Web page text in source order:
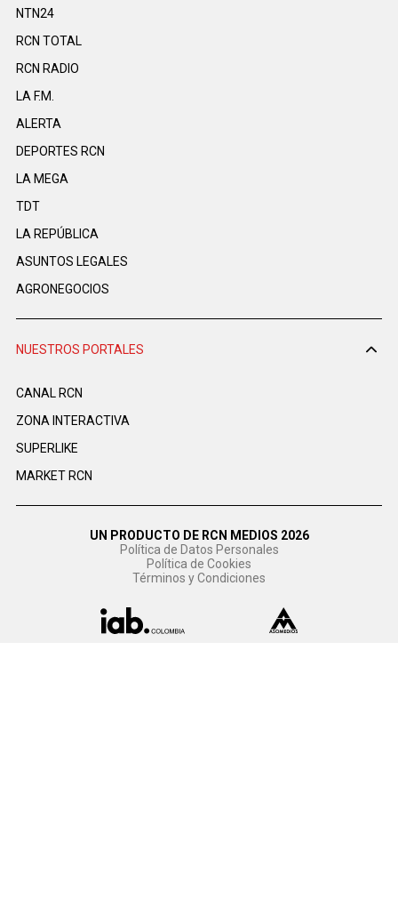
NTN24
RCN TOTAL
RCN RADIO
LA F.M.
ALERTA
DEPORTES RCN
LA MEGA
TDT
LA REPÚBLICA
ASUNTOS LEGALES
AGRONEGOCIOS
NUESTROS PORTALES
CANAL RCN
ZONA INTERACTIVA
SUPERLIKE
MARKET RCN
UN PRODUCTO DE RCN MEDIOS 2026
Política de Datos Personales
Política de Cookies
Términos y Condiciones